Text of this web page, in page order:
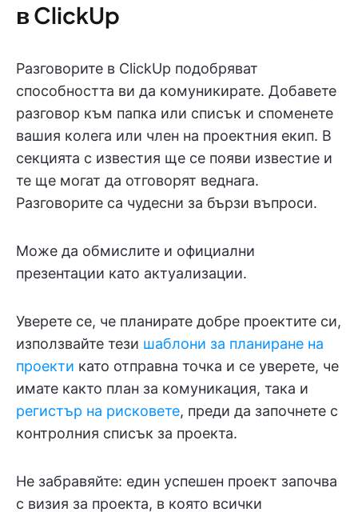
в ClickUp
Разговорите в ClickUp подобряват
способността ви да комуникирате. Добавете
разговор към папка или списък и споменете
вашия колега или член на проектния екип. В
секцията с известия ще се появи известие и
те ще могат да отговорят веднага.
Разговорите са чудесни за бързи въпроси.
Може да обмислите и официални
презентации като актуализации.
Уверете се, че планирате добре проектите си,
използвайте тези шаблони за планиране на
проекти като отправна точка и се уверете, че
имате както план за комуникация, така и
регистър на рисковете, преди да започнете с
контролния списък за проекта.
Не забравяйте: един успешен проект започва
с визия за проекта, в която всички